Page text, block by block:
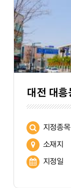
대전 대
지정종목
소재지
지정일